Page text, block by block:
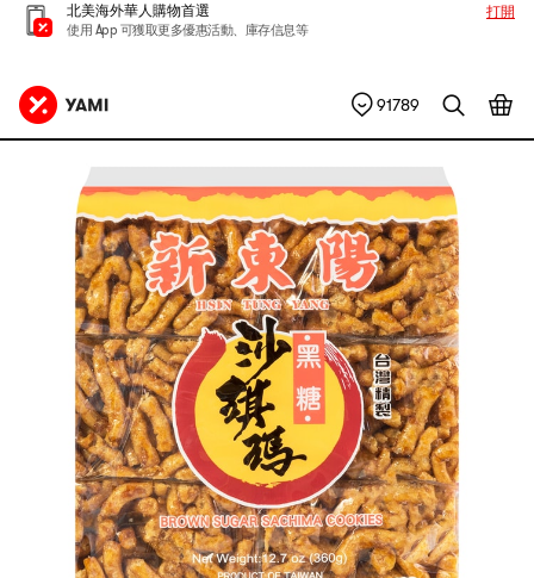
北美海外華人購物首選
使用 App 可獲取更多優惠活動、庫存信息等
打開
91789